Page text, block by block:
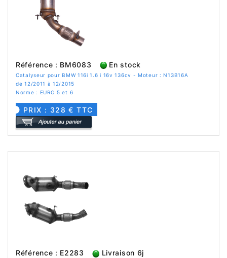
Référence : BM6083 En stock
Catalyseur pour BMW 116i 1.6 i 16v 136cv - Moteur : N13B16A
de 12/2011 à 12/2015
Norme : EURO 5 et 6
PRIX : 328 € TTC
Référence : E2283 Livraison 6j